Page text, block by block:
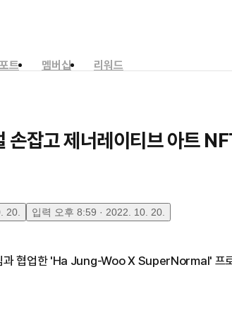
트 멤버십
리워드
손잡고 제너레이티브 아트
20. 입력 오후 8:59 · 2022. 10. 20.
과 협업한 'Ha Jung-Woo X SuperNormal' 프